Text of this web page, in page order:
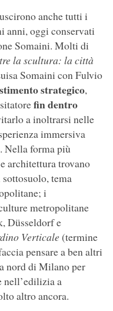
anche tutti i
anni, oggi conservati
Somaini. Molti di
la scultura: la città
Somaini con Fulvio
strategico,
findentro
a inoltrarsi nelle
immersiva
Nella forma più
architettura trovano
tema
i
metropolitane
Düsseldorf e
Verticale(termine
pensare a ben altri
nord di Milano per
nell’edilizia a
altro ancora.